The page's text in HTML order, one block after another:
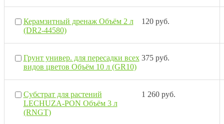
Керамзитный дренаж Объём 2 л
(DR2-44580)
120 руб.
Грунт универ. для пересадки всех
видов цветов Объём 10 л (GR10)
375 руб.
Субстрат для растений
LECHUZA-PON Объём 3 л
(RNGT)
1 260 руб.